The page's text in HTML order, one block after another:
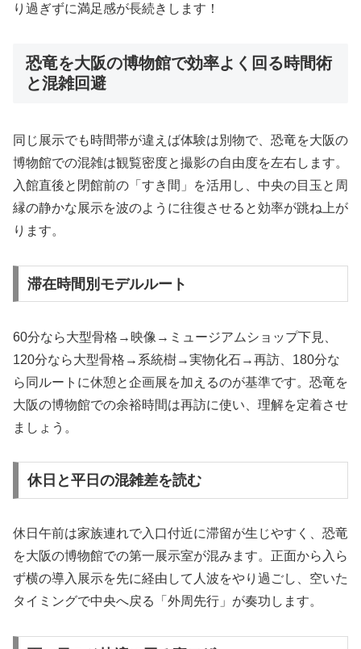
り過ぎずに満足感が長続きします！
恐竜を大阪の博物館で効率よく回る時間術
と混雑回避
同じ展示でも時間帯が違えば体験は別物で、恐竜を大阪の
博物館での混雑は観覧密度と撮影の自由度を左右します。
入館直後と閉館前の「すき間」を活用し、中央の目玉と周
縁の静かな展示を波のように往復させると効率が跳ね上が
ります。
滞在時間別モデルルート
60分なら大型骨格→映像→ミュージアムショップ下見、
120分なら大型骨格→系統樹→実物化石→再訪、180分な
ら同ルートに休憩と企画展を加えるのが基準です。恐竜を
大阪の博物館での余裕時間は再訪に使い、理解を定着させ
ましょう。
休日と平日の混雑差を読む
休日午前は家族連れで入口付近に滞留が生じやすく、恐竜
を大阪の博物館での第一展示室が混みます。正面から入ら
ず横の導入展示を先に経由して人波をやり過ごし、空いた
タイミングで中央へ戻る「外周先行」が奏功します。